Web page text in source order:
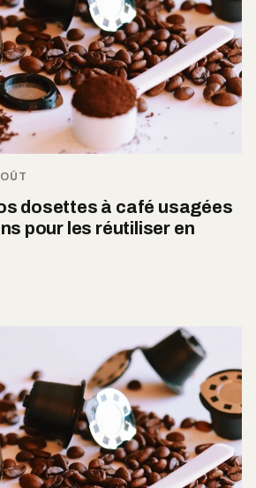
dosettes à café usagées
pour les réutiliser en